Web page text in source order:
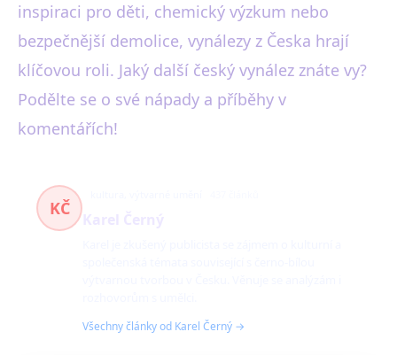
inspiraci pro děti, chemický výzkum nebo
bezpečnější demolice, vynálezy z Česka hrají
klíčovou roli. Jaký další český vynález znáte vy?
Podělte se o své nápady a příběhy v
komentářích!
KČ
Všechny články od Karel Černý →